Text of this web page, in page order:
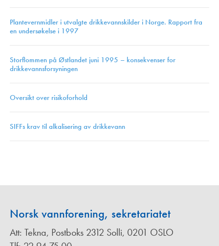
Plantevernmidler i utvalgte drikkevannskilder i Norge. Rapport fra
en undersøkelse i 1997
Storflommen på Østlandet juni 1995 – konsekvenser for
drikkevannsforsyningen
Oversikt over risikoforhold
SIFFs krav til alkalisering av drikkevann
Norsk vannforening, sekretariatet
Att: Tekna, Postboks 2312 Solli, 0201 OSLO